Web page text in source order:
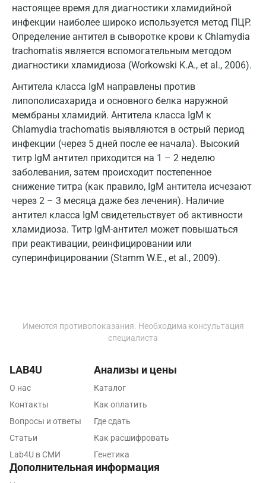
настоящее время для диагностики хламидийной
инфекции наиболее широко используется метод ПЦР.
Определение антител в сыворотке крови к Chlamydia
trachomatis является вспомогательным методом
диагностики хламидиоза (Workowski K.A., et al., 2006).
Антитела класса IgM направлены против
липополисахарида и основного белка наружной
мембраны хламидий. Антитела класса IgM к
Chlamydia trachomatis выявляются в острый период
инфекции (через 5 дней после ее начала). Высокий
титр IgM антител приходится на 1 – 2 неделю
заболевания, затем происходит постепенное
снижение титра (как правило, IgM антитела исчезают
через 2 – 3 месяца даже без лечения). Наличие
антител класса IgM свидетельствует об активности
хламидиоза. Титр IgM-антител может повышаться
при реактивации, реинфицировании или
суперинфицировании (Stamm W.E., et al., 2009).
Жуковский
Звенигород
Зеленоград
Ивантеевка
Ижевск
Истра
Йошкар-Ола
Калининград
Калуга
Кемерово
Ковров
Краснодар
Курск
Лабинск
Имеются противопоказания. Необходима консультация
специалиста
LAB4U
О нас
Контакты
Вопросы и ответы
Статьи
Lab4U в СМИ
Анализы и цены
Каталог
Как оплатить
Где сдать
Как расшифровать
Генетика
Дополнительная информация